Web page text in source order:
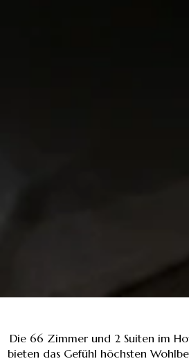
Die 66 Zimmer und 2 Suiten im
bieten das Gefühl höchsten